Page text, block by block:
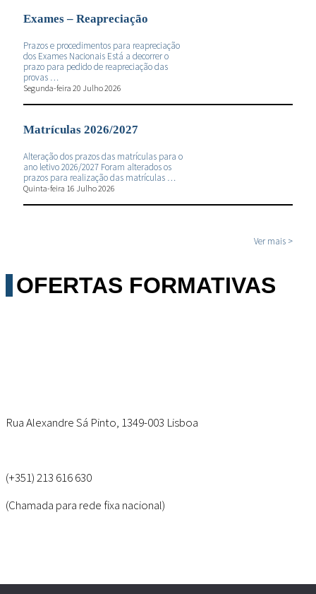
Exames – Reapreciação
Prazos e procedimentos para reapreciação
dos Exames Nacionais Está a decorrer o
prazo para pedido de reapreciação das
provas …
Segunda-feira 20 Julho 2026
Matrículas 2026/2027
Alteração dos prazos das matrículas para o
ano letivo 2026/2027 Foram alterados os
prazos para realização das matrículas …
Quinta-feira 16 Julho 2026
Ver mais >
OFERTAS FORMATIVAS
Rua Alexandre Sá Pinto, 1349-003 Lisboa
(+351) 213 616 630
(Chamada para rede fixa nacional)